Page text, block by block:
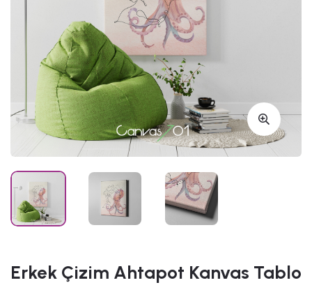
Erkek Çizim Ahtapot Kanvas Tablo